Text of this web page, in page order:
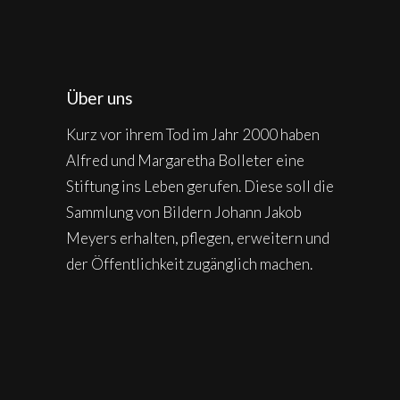
Über uns
Kurz vor ihrem Tod im Jahr 2000 haben
Alfred und Margaretha Bolleter eine
Stiftung ins Leben gerufen. Diese soll die
Sammlung von Bildern Johann Jakob
Meyers erhalten, pflegen, erweitern und
der Öffentlichkeit zugänglich machen.